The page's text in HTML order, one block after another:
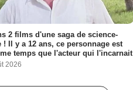
2 films d'une saga de science-
Il y a 12 ans, ce personnage est
temps que l'acteur qui l'incarnait
2026